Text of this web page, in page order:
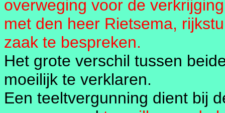
overweging voor de
met den heer Rietsema,
zaak te bespreken.
Het grote verschil tussen
moeilijk te verklaren.
Een teeltvergunning dient bij